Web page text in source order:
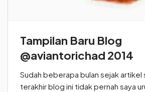
Tampilan Baru Blog
@aviantorichad 2014
Sudah beberapa bulan sejak artikel
terakhir blog ini tidak pernah saya